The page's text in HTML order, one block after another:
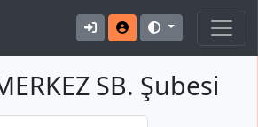
SB. Şubesi